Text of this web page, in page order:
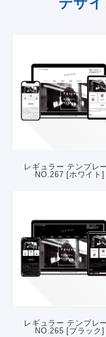
レギュラー テンプレ
NO.267 [ホワイト]
レギュラー テンプレ
NO.265 [ブラック]